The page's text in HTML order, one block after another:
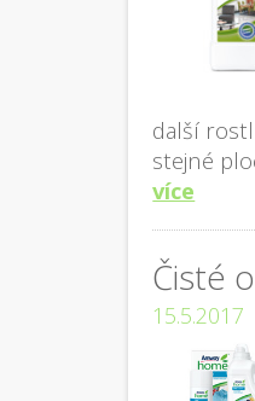
další
stejné
více
Čisté
15.5.2017